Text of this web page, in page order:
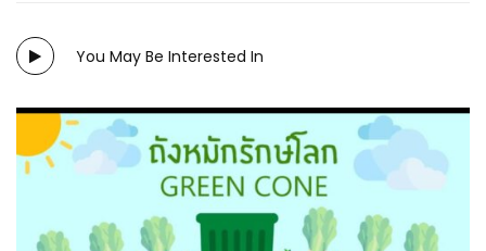
You May Be Interested In